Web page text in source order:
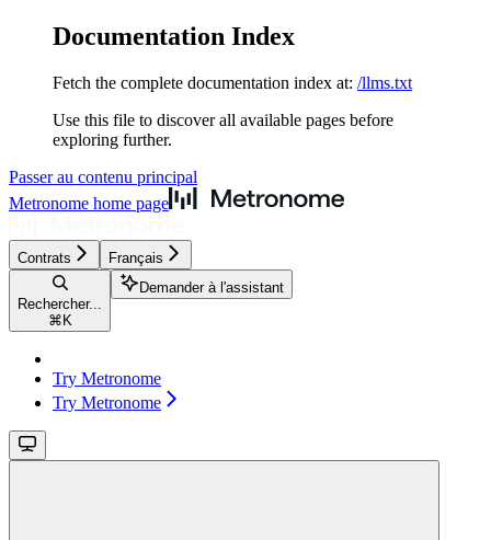
Documentation Index
Fetch the complete documentation index at: /llms.txt
Use this file to discover all available pages before
exploring further.
Passer au contenu principal
Metronome home page
Contrats Français
Rechercher...
⌘ K
Demander à l'assistant
Try Metronome
Try Metronome